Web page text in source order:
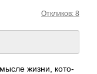
Откликов: 8
жизни, кото­